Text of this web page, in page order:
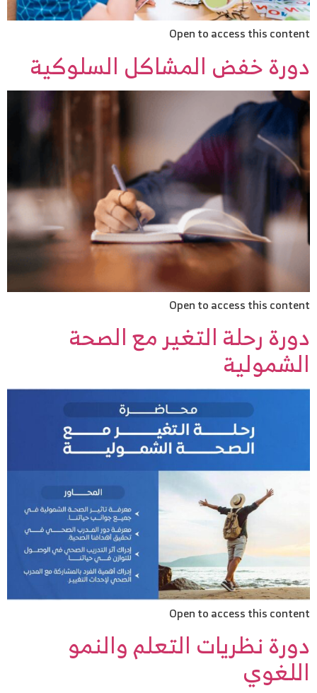
Open to access this content
دورة خفض المشاكل السلوكية
Open to access this content
دورة رحلة التغير مع الصحة
الشمولية
Open to access this content
دورة نظريات التعلم والنمو
اللغوي